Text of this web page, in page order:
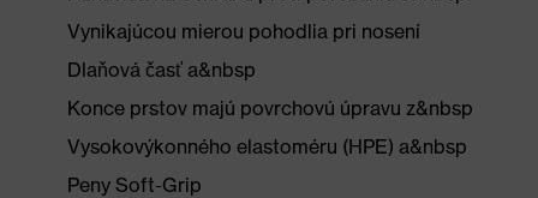
Vynikajúcou mierou pohodlia pri nosení
Dlaňová časť a&nbsp
Konce prstov majú povrchovú úpravu z&nbsp
Vysokovýkonného elastoméru (HPE) a&nbsp
Peny Soft-Grip